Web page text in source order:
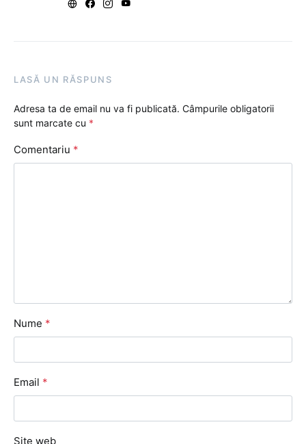
LASĂ UN RĂSPUNS
Adresa ta de email nu va fi publicată. Câmpurile obligatorii
sunt marcate cu *
Comentariu *
Nume *
Email *
Site web